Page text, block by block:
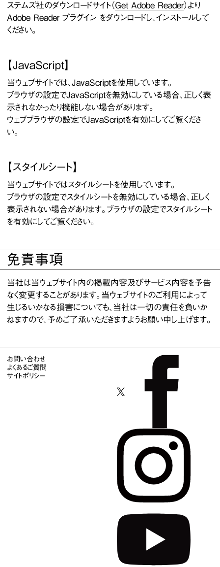
ステムズ社のダウンロードサイト（Get Adobe Reader）より
Adobe Reader プラグイン をダウンロードし、インストールして
ください。
【JavaScript】
当ウェブサイトでは、JavaScriptを使用しています。
ブラウザの設定でJavaScriptを無効にしている場合、正しく表
示されなかったり機能しない場合があります。
ウェブブラウザの設定でJavaScriptを有効にしてご覧くださ
い。
【スタイルシート】
当ウェブサイトではスタイルシートを使用しています。
ブラウザの設定でスタイルシートを無効にしている場合、正しく
表示されない場合があります。ブラウザの設定でスタイルシート
を有効にしてご覧ください。
免責事項
当社は当ウェブサイト内の掲載内容及びサービス内容を予告
なく変更することがあります。当ウェブサイトのご利用によって
生じるいかなる損害についても、当社は一切の責任を負いか
ねますので、予めご了承いただきますようお願い申し上げます。
お問い合わせ
よくあるご質問
サイトポリシー